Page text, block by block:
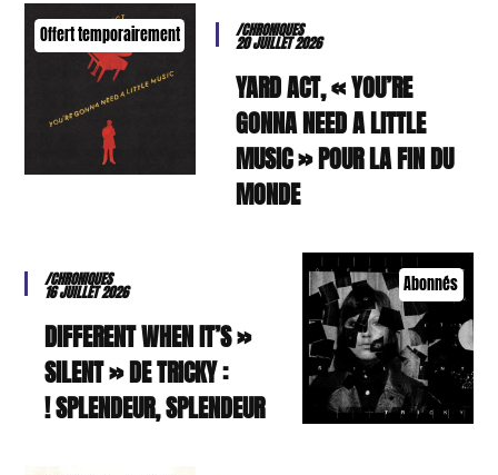
Offert temporairement /CHRONIQUES
20 JUILLET 2026
YARD ACT, « YOU’RE
GONNA NEED A LITTLE
MUSIC » POUR LA FIN DU
MONDE
Abonnés
/CHRONIQUES
16 JUILLET 2026
« DIFFERENT WHEN IT’S
SILENT » DE TRICKY :
SPLENDEUR, SPLENDEUR !